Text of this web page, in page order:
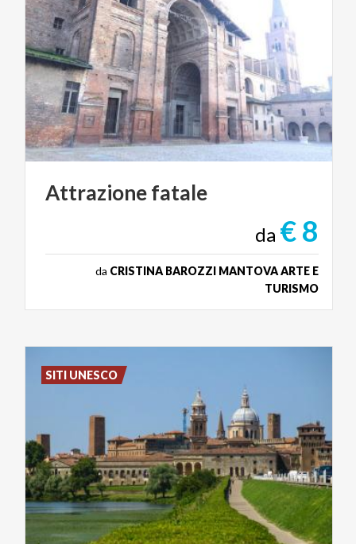
Attrazionefatale
da € 8
da CRISTINA BAROZZI MANTOVA ARTE E
TURISMO
SITI UNESCO